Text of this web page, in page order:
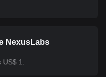
NexusLabs
1.